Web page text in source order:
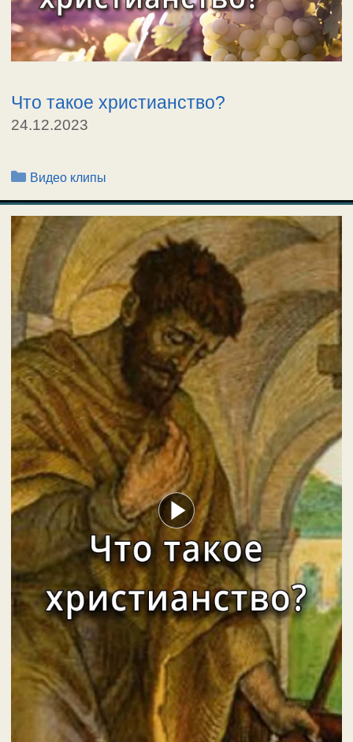
Что такое христианство?
24.12.2023
Рубрики
Видео клипы